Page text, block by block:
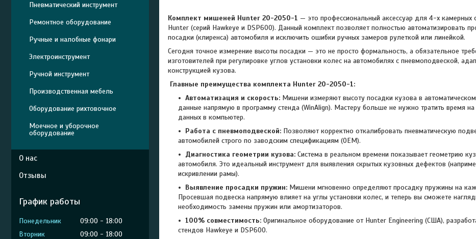
Комплект мишеней Hunter 20-2050-1 — это профессиональный аксессуар для 4-х камерных
Hunter (серий Hawkeye и DSP600). Данный комплект позволяет полностью автоматизировать
посадки (клиренса) автомобиля и исключить ошибки ручных замеров рулеткой или линейкой.
Сегодня точное измерение высоты посадки — это не просто формальность, а обязательное
изготовителей при регулировке углов установки колес на автомобилях с пневмоподвеской,
конструкцией кузова.
Главные преимущества комплекта Hunter 20-2050-1:
Автоматизация и скорость: Мишени измеряют высоту посадки кузова в
данные напрямую в программу стенда (WinAlign). Мастеру больше не нужно тратить время
данных в компьютер.
Работа с пневмоподвеской: Позволяют корректно откалибровать пневматическую
автомобилей строго по заводским спецификациям (OEM).
Диагностика геометрии кузова: Система в реальном времени показывает геометрию
автомобиля. Это идеальный инструмент для выявления скрытых кузовных дефектов
искривлении рамы).
Выявление просадки пружин: Мишени мгновенно определяют просадку пружины на
Просевшая подвеска напрямую влияет на углы установки колес, и теперь вы сможете
необходимость замены пружин или амортизаторов.
100% совместимость: Оригинальное оборудование от Hunter Engineering (США),
стендов Hawkeye и DSP600.
Пневматический инструмент
Ремонтное оборудование
Ручные и налобные фонари
Электроинструмент
Ручной инструмент
Производственная мебель
Оборудование рихтовочное
Моечное и уборочное
оборудование
О нас
Отзывы
График работы
Понедельник 09:00
18:00
Вторник
09:00
18:00